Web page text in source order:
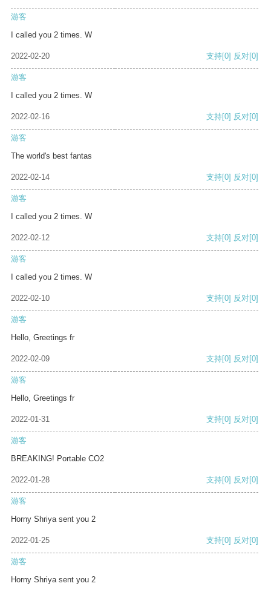
游客
I called you 2 times. W
2022-02-20 支持[0] 反对[0]
游客
I called you 2 times. W
2022-02-16 支持[0] 反对[0]
游客
The world's best fantas
2022-02-14 支持[0] 反对[0]
游客
I called you 2 times. W
2022-02-12 支持[0] 反对[0]
游客
I called you 2 times. W
2022-02-10 支持[0] 反对[0]
游客
Hello, Greetings fr
2022-02-09 支持[0] 反对[0]
游客
Hello, Greetings fr
2022-01-31 支持[0] 反对[0]
游客
BREAKING! Portable CO2
2022-01-28 支持[0] 反对[0]
游客
Horny Shriya sent you 2
2022-01-25 支持[0] 反对[0]
游客
Horny Shriya sent you 2